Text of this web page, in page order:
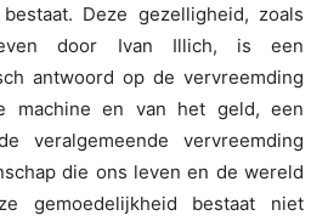
Deze gezelligheid, zoals
door Ivan Illich, is een
antwoord op de vervreemding
machine en van het geld, een
veralgemeende vervreemding
die ons leven en de wereld
gemoedelijkheid bestaat niet